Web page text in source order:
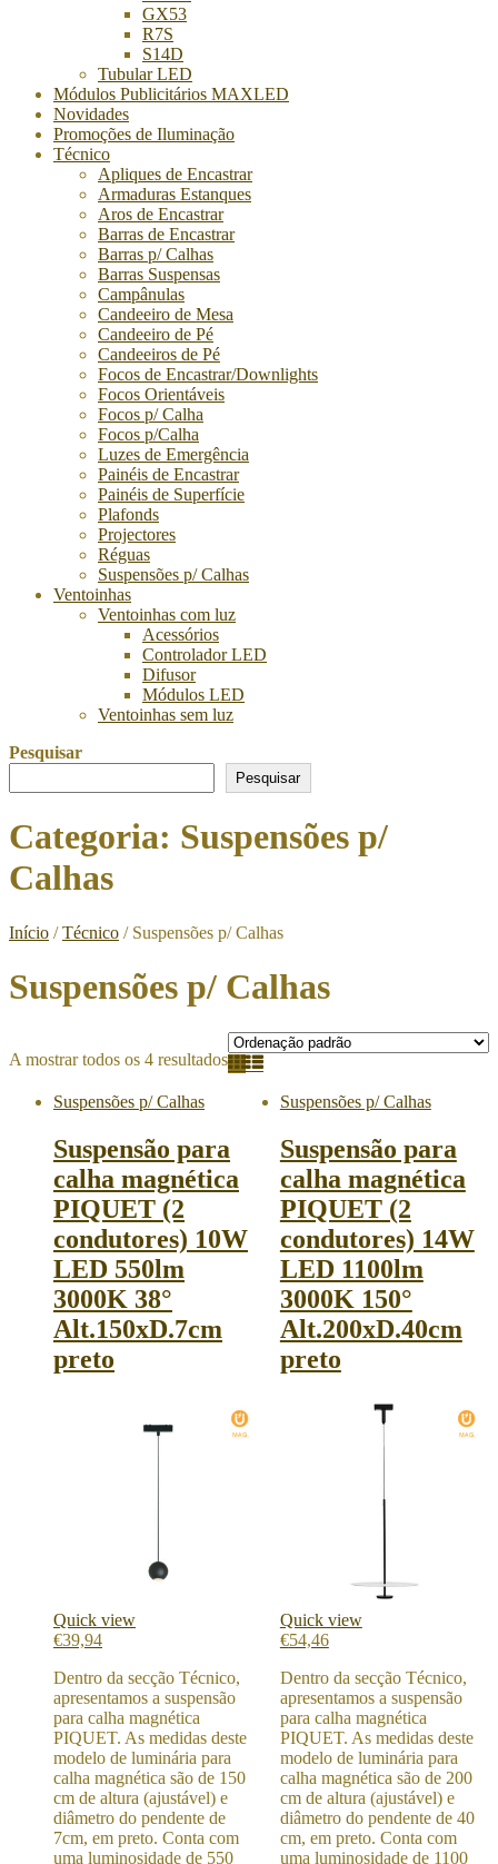
GX53
R7S
S14D
Tubular LED
Módulos Publicitários MAXLED
Novidades
Promoções de Iluminação
Técnico
Apliques de Encastrar
Armaduras Estanques
Aros de Encastrar
Barras de Encastrar
Barras p/ Calhas
Barras Suspensas
Campânulas
Candeeiro de Mesa
Candeeiro de Pé
Candeeiros de Pé
Focos de Encastrar/Downlights
Focos Orientáveis
Focos p/ Calha
Focos p/Calha
Luzes de Emergência
Painéis de Encastrar
Painéis de Superfície
Plafonds
Projectores
Réguas
Suspensões p/ Calhas
Ventoinhas
Ventoinhas com luz
Acessórios
Controlador LED
Difusor
Módulos LED
Ventoinhas sem luz
Pesquisar
Pesquisar
Categoria: Suspensões p/
Calhas
Início /Técnico / Suspensões p/ Calhas
Suspensões p/ Calhas
A mostrar todos os 4 resultados
Suspensões p/ Calhas
Suspensão para
calha magnética
PIQUET (2
condutores) 10W
LED 550lm
3000K 38°
Alt.150xD.7cm
preto
Quick view
€39,94
Dentro da secção Técnico,
apresentamos a suspensão
para calha magnética
PIQUET. As medidas deste
modelo de luminária para
calha magnética são de 150
cm de altura (ajustável) e
diâmetro do pendente de
7cm, em preto. Conta com
uma luminosidade de 550
Suspensões p/ Calhas
Suspensão para
calha magnética
PIQUET (2
condutores) 14W
LED 1100lm
3000K 150°
Alt.200xD.40cm
preto
Quick view
€54,46
Dentro da secção Técnico,
apresentamos a suspensão
para calha magnética
PIQUET. As medidas deste
modelo de luminária para
calha magnética são de 200
cm de altura (ajustável) e
diâmetro do pendente de 40
cm, em preto. Conta com
uma luminosidade de 1100